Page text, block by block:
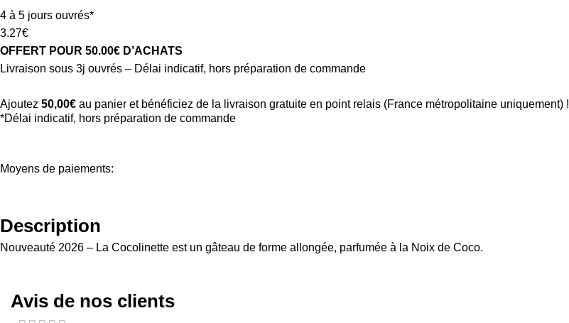
4 à 5 jours ouvrés*
3.27€
OFFERT POUR 50.00€ D’ACHATS
Livraison sous 3j ouvrés – Délai indicatif, hors préparation de commande
Ajoutez50,00€ au panier et bénéficiez de la livraison gratuite en point relais (France métropolitaine uniquement) !
*Délai indicatif, hors préparation de commande
Moyens de paiements:
Description
Nouveauté 2026 – La Cocolinette est un gâteau de forme allongée, parfumée à la Noix de Coco.
Avis de nos clients